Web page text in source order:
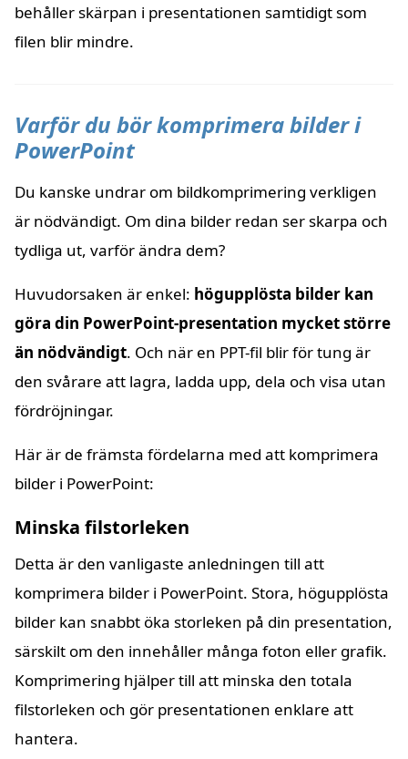
behåller skärpan i presentationen samtidigt som
filen blir mindre.
Varför du bör komprimera bilder i
PowerPoint
Du kanske undrar om bildkomprimering verkligen
är nödvändigt. Om dina bilder redan ser skarpa och
tydliga ut, varför ändra dem?
Huvudorsaken är enkel: högupplösta bilder kan
göra din PowerPoint-presentation mycket större
än nödvändigt. Och när en PPT-fil blir för tung är
den svårare att lagra, ladda upp, dela och visa utan
fördröjningar.
Här är de främsta fördelarna med att komprimera
bilder i PowerPoint:
Minska filstorleken
Detta är den vanligaste anledningen till att
komprimera bilder i PowerPoint. Stora, högupplösta
bilder kan snabbt öka storleken på din presentation,
särskilt om den innehåller många foton eller grafik.
Komprimering hjälper till att minska den totala
filstorleken och gör presentationen enklare att
hantera.